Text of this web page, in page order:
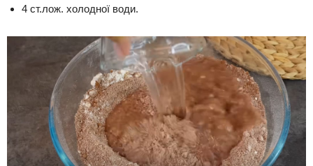
4 ст.лож. холодної води.